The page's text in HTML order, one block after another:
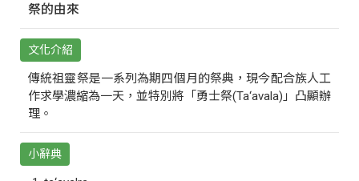
祭的由來
文化介紹
傳統祖靈祭是一系列為期四個月的祭典，現今配合族人工
作求學濃縮為一天，並特別將「勇士祭(Ta‘avala)」凸顯辦
理。
小辭典